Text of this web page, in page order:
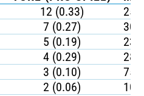
12 (0.33)
253
7 (0.27)
305
5 (0.19)
232
4 (0.29)
283
3 (0.10)
759
2 (0.06)